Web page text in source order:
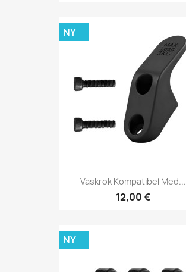
Vaskrok Kompatibel Med...
12,00 €
NY
NY